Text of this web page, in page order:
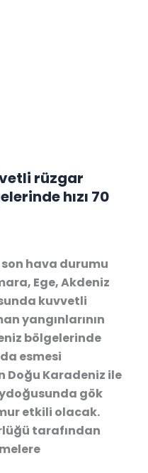
rüzgar
hızı 70
hava durumu
Ege, Akdeniz
kuvvetli
yangınlarının
bölgelerinde
esmesi
Doğu Karadeniz ile
gök
etkili olacak.
tarafından